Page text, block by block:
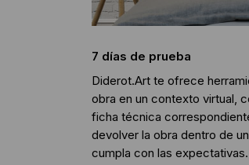
7 días de prueba
Diderot.Art te ofrece
obra en un contexto virtual,
ficha técnica
devolver la obra dentro de
cumpla con las expectativas.